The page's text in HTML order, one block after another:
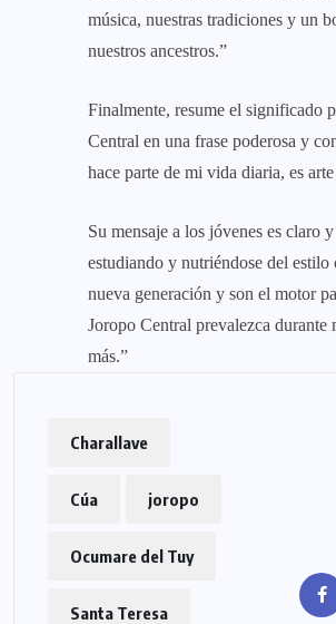
música, nuestras tradiciones y un
nuestros ancestros.”
Finalmente, resume el significado
Central en una frase poderosa y
hace parte de mi vida diaria, es
Su mensaje a los jóvenes es claro
estudiando y nutriéndose del estilo
nueva generación y son el motor
Joropo Central prevalezca durante
más.”
Charallave
Cúa joropo
Ocumare del Tuy
Santa Teresa